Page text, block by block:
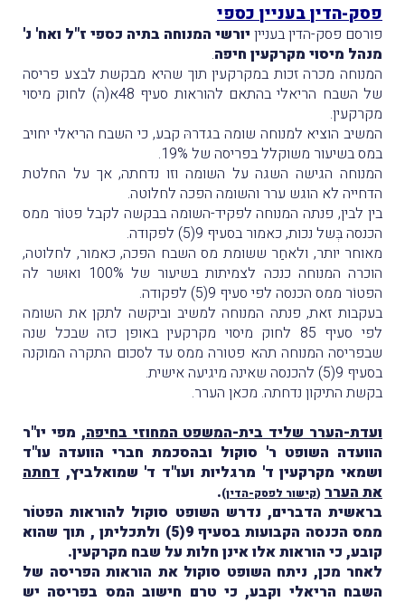
פסק-הדין בעניין כספי
פורסם פסק-הדין בעניין יורשי המנוחה בתיה כספי ז"ל ואח' נ'
מנהל מיסוי מקרקעין חיפה.
המנוחה מכרה זכות במקרקעין תוך שהיא מבקשת לבצע פריסה
של השבח הריאלי בהתאם להוראות סעיף 48א(ה) לחוק מיסוי
מקרקעין.
המשיב הוציא למנוחה שומה בגדרהּ קבע, כי השבח הריאלי יחויב
במס בשיעור משוקלל בפריסה של 19%.
המנוחה הגישה השגה על השומה וזו נדחתה, אך על החלטת
הדחייה לא הוגש ערר והשומה הפכה לחלוטה.
בין לבין, פנתה המנוחה לפקיד-השומה בבקשה לקבל פטוֹר ממס
הכנסה בְּשל נכות, כאמור בסעיף 9(5) לפקודה.
מאוחר יותר, ולאחַר ששומת מס השבח הפכה, כאמור, לחלוטה,
הוכרה המנוחה כנכה לצמיתות בשיעור של 100% ואוּשר לה
הפטוֹר ממס הכנסה לפי סעיף 9(5) לפקודה.
בעקבות זאת, פנתה המנוחה למשיב וביקשה לתקן את השומה
לפי סעיף 85 לחוק מיסוי מקרקעין באופן כזה שבכל שנה
שבפריסה המנוחה תהא פטורה ממס עד לסכום התקרה המוקנה
בסעיף 9(5) להכנסה שאינה מיגיעה אישית.
בקשת התיקון נדחתה. מכאן הערר.
ועדת-הערר שליד בית-המשפט המחוזי בחיפה, מפי יו"ר
הוועדה השופט ר' סוקול ובהסכמת חברי הוועדה עו"ד
ושמאי מקרקעין ד' מרגליות ועו"ד ד' שמואלביץ, דחתה
את הערר (קישור לפסק-הדין)
.
בראשית הדברים, נדרש השופט סוקול להוראות הפטוֹר
ממס הכנסה הקבועות בסעיף 9(5) ולתכליתן , תוך שהוא
קובע, כי הוראות אלו אינן חלות על שבח מקרקעין.
לאחר מכן, ניתח השופט סוקול את הוראות הפריסה של
השבח הריאלי וקבע, כי טרם חישוב המס בפריסה יש